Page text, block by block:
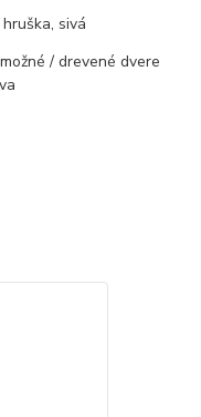
sivá
/ drevené dvere